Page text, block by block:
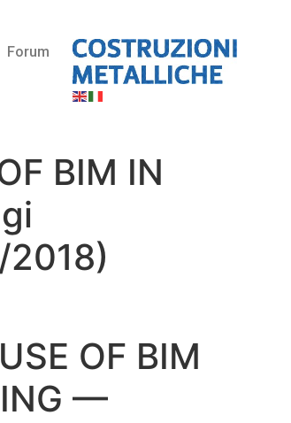
Forum
BIM IN
2018)
OF BIM
—